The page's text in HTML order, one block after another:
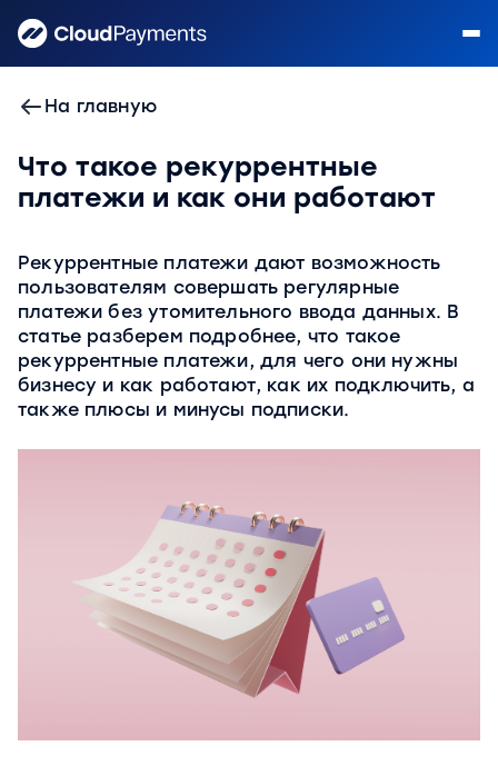
На главную
Что такое рекуррентные
платежи и как они работают
Рекуррентные платежи дают возможность
пользователям совершать регулярные
платежи без утомительного ввода данных. В
статье разберем подробнее, что такое
рекуррентные платежи, для чего они нужны
бизнесу и как работают, как их подключить, а
также плюсы и минусы подписки.